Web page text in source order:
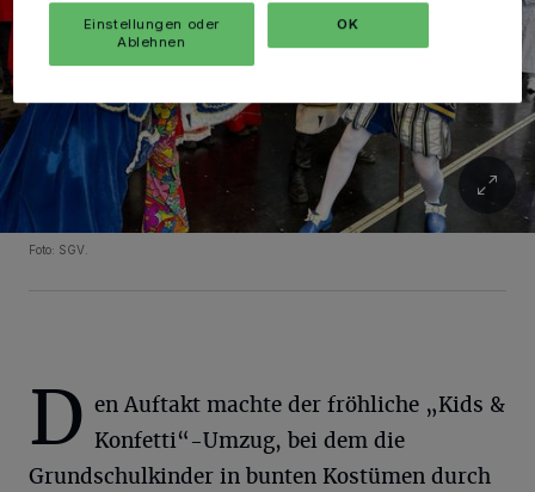
Foto: SGV.
D en Auftakt machte der fröhliche „Kids &
Konfetti“-Umzug, bei dem die
Grundschulkinder in bunten Kostümen durch
Einstellungen oder
Ablehnen
OK